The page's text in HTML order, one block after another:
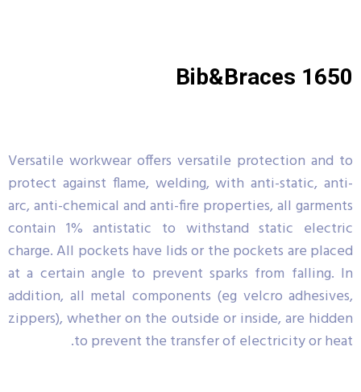
Bib&Braces 1650
Versatile workwear offers versatile protection and to
protect against flame, welding, with anti-static, anti-
arc, anti-chemical and anti-fire properties, all garments
contain 1% antistatic to withstand static electric
charge. All pockets have lids or the pockets are placed
at a certain angle to prevent sparks from falling. In
addition, all metal components (eg velcro adhesives,
zippers), whether on the outside or inside, are hidden
to prevent the transfer of electricity or heat.